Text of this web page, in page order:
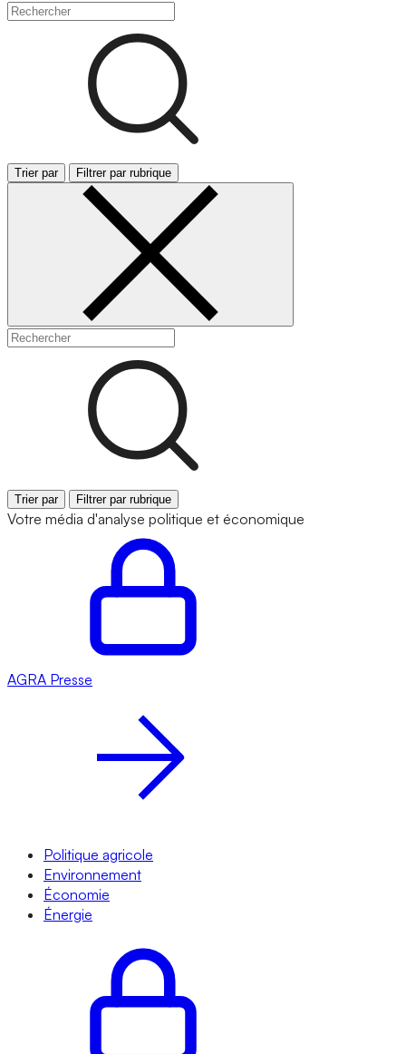
Trier par Filtrer par rubrique
Trier par Filtrer par rubrique
Votre média d'analyse politique et économique
AGRA Presse
Politique agricole
Environnement
Économie
Énergie